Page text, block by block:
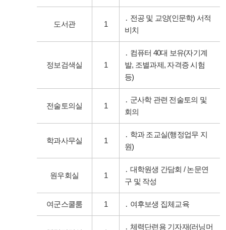
도서관 1
․ 전공 및 교양(인문학) 서적
비치
정보검색실 1
․ 컴퓨터 40대 보유(자기계
발, 조별과제, 자격증 시험
등)
전술토의실 1
․ 군사학 관련 전술토의 및
회의
학과사무실 1
․ 학과 조교실(행정업무 지
원)
원우회실 1
․ 대학원생 간담회 / 논문연
구 및 작성
여군스쿨룸 1 ․ 여후보생 집체교육
․ 체력단련용 기자재(러닝머